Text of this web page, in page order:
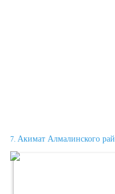
7. Акимат Алмалинского